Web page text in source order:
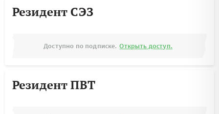
Резидент СЭЗ
Доступно по подписке. Открыть доступ.
Резидент ПВТ